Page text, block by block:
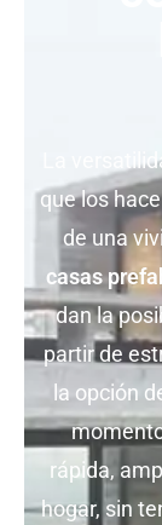
La
que los
de una
casas
dan la
partir de
la opción
rápida,
hogar, sin